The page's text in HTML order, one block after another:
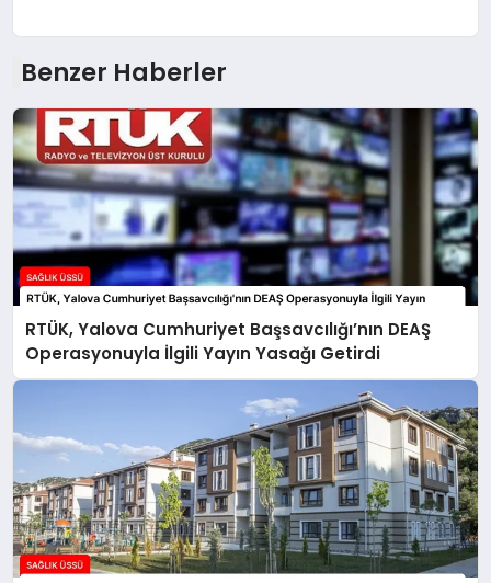
Benzer Haberler
RTÜK, Yalova Cumhuriyet Başsavcılığı’nın DEAŞ
Operasyonuyla İlgili Yayın Yasağı Getirdi